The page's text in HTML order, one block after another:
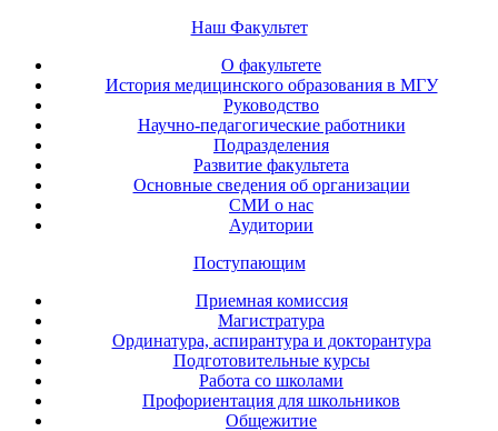
Наш Факультет
О факультете
История медицинского образования в МГУ
Руководство
Научно-педагогические работники
Подразделения
Развитие факультета
Основные сведения об организации
СМИ о нас
Аудитории
Поступающим
Приемная комиссия
Магистратура
Ординатура, аспирантура и докторантура
Подготовительные курсы
Работа со школами
Профориентация для школьников
Общежитие